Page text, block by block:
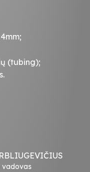
(tubing);
vadovas